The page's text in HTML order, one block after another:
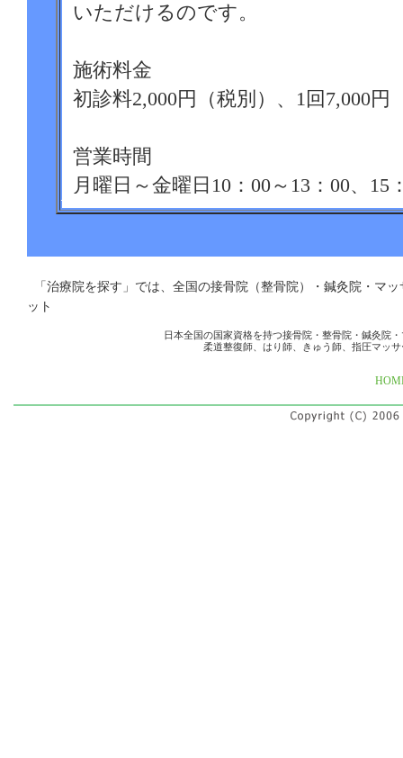
いただけるのです。
施術料金
初診料2,000円（税別）、1回7,000円
営業時間
月曜日～金曜日10：00～13：00、
00～14：00
日曜日、祝日
「治療院を探す」では、全国の接骨院（整骨院）・鍼灸院
ット
日本全国の国家資格を持つ接骨院・整骨院・鍼灸院
柔道整復師、はり師、きゅう師、指圧マッ